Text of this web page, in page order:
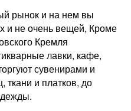
рынок и на нем вы
и не очень вещей, Кроме
Кремля
лавки, кафе,
сувенирами и
ткани и платков, до